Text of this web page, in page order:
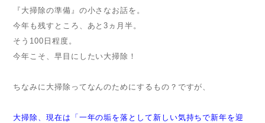
『大掃除の準備』の小さなお話を。
今年も残すところ、あと3ヵ月半。
そう100日程度。
今年こそ、早目にしたい大掃除！
ちなみに大掃除ってなんのためにするもの？ですが、
大掃除、現在は「一年の垢を落として新しい気持ちで新年を迎